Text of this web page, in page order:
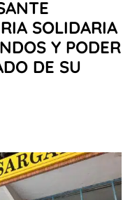
SOLIDARIA
Y PODER
DE SU